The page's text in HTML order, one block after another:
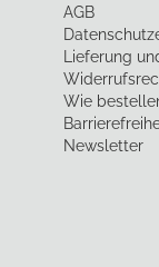
AGB
Lieferung
Wie
Newsletter